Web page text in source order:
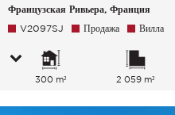
Французская Ривьера, Франция
V2097SJ Продажа Вилла
300 m² 2 059 m²